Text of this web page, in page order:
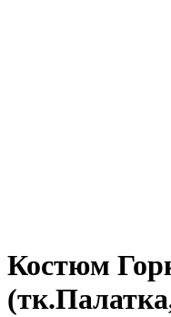
Костюм